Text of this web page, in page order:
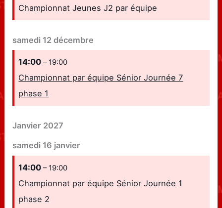
Championnat Jeunes J2 par équipe
samedi 12 décembre
14:00– 19:00
Championnat par équipe Sénior Journée 7
phase 1
Janvier 2027
samedi 16 janvier
14:00– 19:00
Championnat par équipe Sénior Journée 1
phase 2